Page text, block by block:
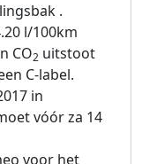
.
l/100km
CO2 uitstoot
C-label.
in
vóór za 14
voor het